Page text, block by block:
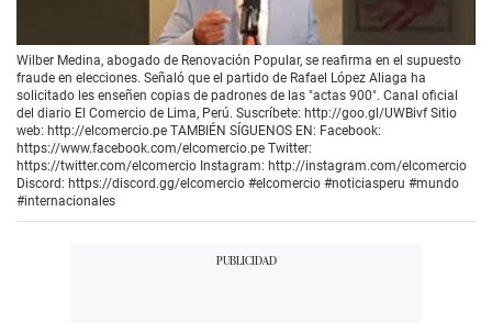
02:19
Wilber Medina, abogado de Renovación Popular, se reafirma en el supuesto
fraude en elecciones. Señaló que el partido de Rafael López Aliaga ha
solicitado les enseñen copias de padrones de las "actas 900". Canal oficial
del diario El Comercio de Lima, Perú. Suscríbete: http://goo.gl/UWBivf Sitio
web: http://elcomercio.pe TAMBIÉN SÍGUENOS EN: Facebook:
https://www.facebook.com/elcomercio.pe Twitter:
https://twitter.com/elcomercio Instagram: http://instagram.com/elcomercio
Discord: https://discord.gg/elcomercio #elcomercio #noticiasperu #mundo
#internacionales